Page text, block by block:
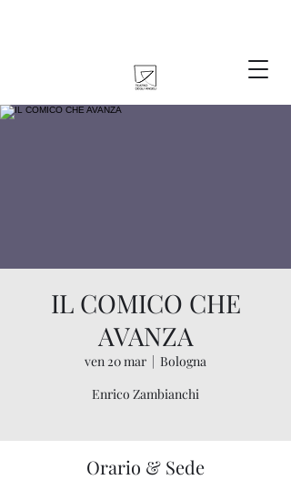
IL COMICO CHE
AVANZA
ven 20 mar
  |
Bologna
Enrico Zambianchi
Orario & Sede